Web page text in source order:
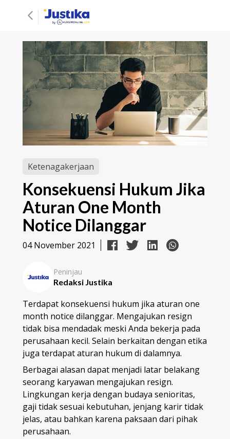
Ketenagakerjaan
Konsekuensi Hukum Jika
Aturan One Month
Notice Dilanggar
04 November 2021
Peninjau
Redaksi Justika
Terdapat konsekuensi hukum jika aturan one
month notice dilanggar. Mengajukan resign
tidak bisa mendadak meski Anda bekerja pada
perusahaan kecil. Selain berkaitan dengan etika
juga terdapat aturan hukum di dalamnya.
Berbagai alasan dapat menjadi latar belakang
seorang karyawan mengajukan resign.
Lingkungan kerja dengan budaya senioritas,
gaji tidak sesuai kebutuhan, jenjang karir tidak
jelas, atau bahkan karena paksaan dari pihak
perusahaan.